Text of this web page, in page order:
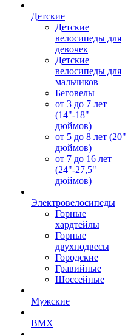
Детские
Детские
велосипеды для
девочек
Детские
велосипеды для
мальчиков
Беговелы
от 3 до 7 лет
(14"-18"
дюймов)
от 5 до 8 лет (20"
дюймов)
от 7 до 16 лет
(24"-27,5"
дюймов)
Электровелосипеды
Горные
хардтейлы
Горные
двухподвесы
Городские
Гравийные
Шоссейные
Мужские
BMX